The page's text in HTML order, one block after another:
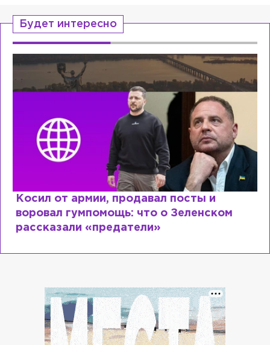
Будет интересно
Косил от армии, продавал посты и
воровал гумпомощь: что о Зеленском
рассказали «предатели»